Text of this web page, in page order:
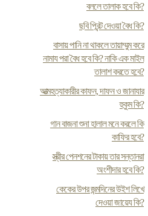
বললে তালাক হবে কি?
ছবি প্রিন্ট দেওয়া বৈধ কি?
বাসায় পানি না থাকলে তায়াম্মুম করে
নামায পরা বৈধ হবে কি? নাকি এক মাইল
তালাশ করতে হবে?
আত্মহত্যাকারীর কাফন, দাফন ও জানাযার
হুকুম কি?
গান বাজনা শুনা হালাল মনে করলে কি
কাফির হবে?
স্ত্রীর পেনশনের টাকায় তার সন্তানরা
অংশীদার হবে কি?
কেকের উপর জন্মদিনের উইশ লিখে
দেওয়া জায়েয কি?